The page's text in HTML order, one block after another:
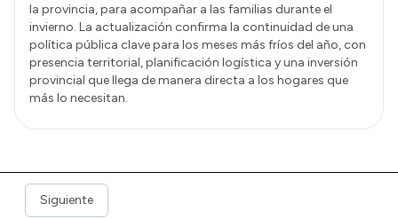
la provincia, para acompañar a las familias durante el
invierno. La actualización confirma la continuidad de una
política pública clave para los meses más fríos del año, con
presencia territorial, planificación logística y una inversión
provincial que llega de manera directa a los hogares que
más lo necesitan.
Siguiente